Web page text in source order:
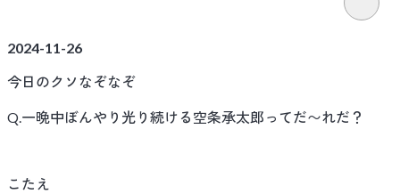
2024-11-26
今日のクソなぞなぞ
Q.一晩中ぼんやり光り続ける空条承太郎ってだ〜れだ？
こたえ